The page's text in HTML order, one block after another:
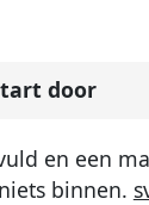
door
en een
binnen.